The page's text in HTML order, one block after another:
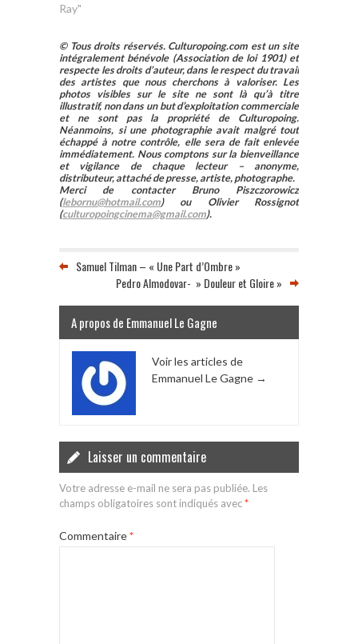
Ray"
© Tous droits réservés. Culturopoing.com est un site
intégralement bénévole (Association de loi 1901) et
respecte les droits d’auteur, dans le respect du travail
des artistes que nous cherchons à valoriser. Les
photos visibles sur le site ne sont là qu’à titre
illustratif, non dans un but d’exploitation commerciale
et ne sont pas la propriété de Culturopoing.
Néanmoins, si une photographie avait malgré tout
échappé à notre contrôle, elle sera de fait enlevée
immédiatement. Nous comptons sur la bienveillance
et vigilance de chaque lecteur – anonyme,
distributeur, attaché de presse, artiste, photographe.
Merci de contacter Bruno Piszczorowicz
(lebornu@hotmail.com) ou Olivier Rossignot
(culturopoingcinema@gmail.com).
Samuel Tilman – « Une Part d’Ombre »
Pedro Almodovar- » Douleur et Gloire »
A propos de Emmanuel Le Gagne
Voir les articles de
Emmanuel Le Gagne →
Laisser un commentaire
Votre adresse e-mail ne sera pas publiée. Les
champs obligatoires sont indiqués avec*
Commentaire*